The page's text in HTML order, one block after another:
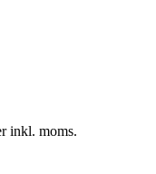
inkl. moms.